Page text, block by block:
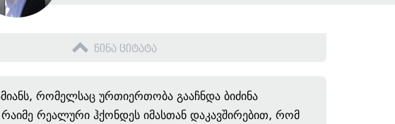
წინა ციტატა
რომელსაც ურთიერთობა გააჩნდა ბიძინა
რეალური ჰქონდეს იმასთან დაკავშირებით, რომ